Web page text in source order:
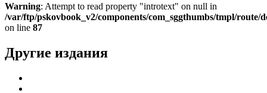
Warning: Attempt to read property "introtext" on null in
/var/ftp/pskovbook_v2/components/com_sggthumbs/tmpl/route/
on line 87
Другие издания